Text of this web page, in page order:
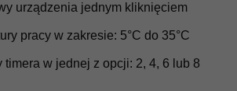
urządzenia jednym kliknięciem
pracy w zakresie: 5°C do 35°C
timera w jednej z opcji: 2, 4, 6 lub 8